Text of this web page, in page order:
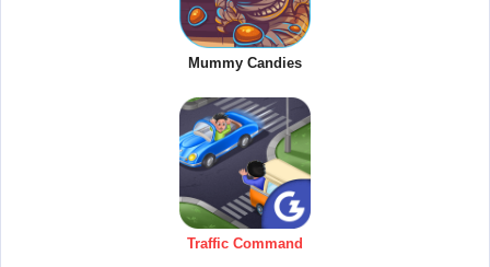
Mummy Candies
Traffic Command